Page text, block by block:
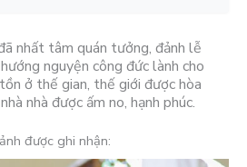
nhất tâm quán tưởng, đảnh lễ
nguyện công đức lành cho
ở thế gian, thế giới được hòa
nhà được ấm no, hạnh phúc.
được ghi nhận: